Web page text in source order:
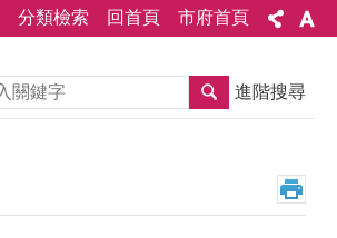
分類檢索 回首頁 市府首頁
搜尋 進階搜尋